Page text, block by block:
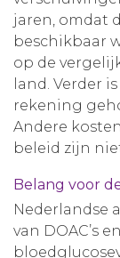
jaren, omdat
beschikbaar
op de
land. Verder
rekening
Andere
beleid zijn
Belang voor
Nederlandse
van DOAC’s